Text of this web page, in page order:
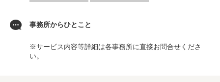
事務所からひとこと
※サービス内容等詳細は各事務所に直接お問合せくださ
い。